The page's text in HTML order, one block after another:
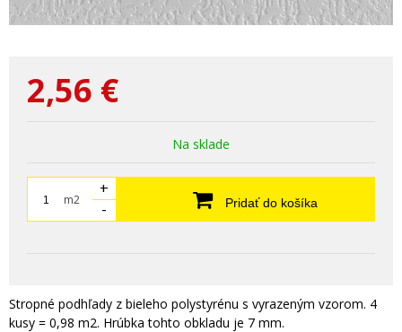
2,56 €
Na sklade
m2
+
-
Pridať do košíka
Stropné podhľady z bieleho polystyrénu s vyrazeným vzorom. 4
kusy = 0,98 m2. Hrúbka tohto obkladu je 7 mm.